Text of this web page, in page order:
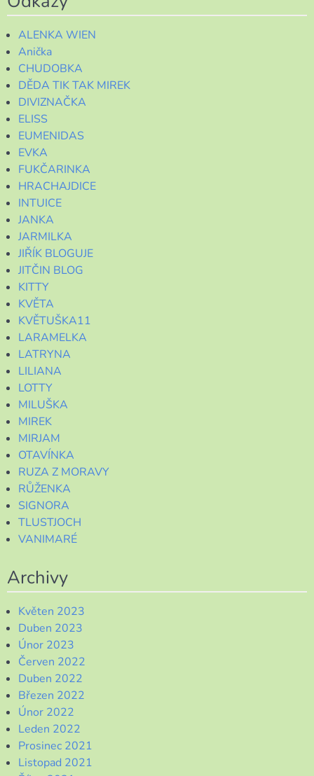
ALENKA WIEN
Anička
CHUDOBKA
DĚDA TIK TAK MIREK
DIVIZNAČKA
ELISS
EUMENIDAS
EVKA
FUKČARINKA
HRACHAJDICE
INTUICE
JANKA
JARMILKA
JIŘÍK BLOGUJE
JITČIN BLOG
KITTY
KVĚTA
KVĚTUŠKA11
LARAMELKA
LATRYNA
LILIANA
LOTTY
MILUŠKA
MIREK
MIRJAM
OTAVÍNKA
RUZA Z MORAVY
RŮŽENKA
SIGNORA
TLUSTJOCH
VANIMARÉ
Archivy
Květen 2023
Duben 2023
Únor 2023
Červen 2022
Duben 2022
Březen 2022
Únor 2022
Leden 2022
Prosinec 2021
Listopad 2021